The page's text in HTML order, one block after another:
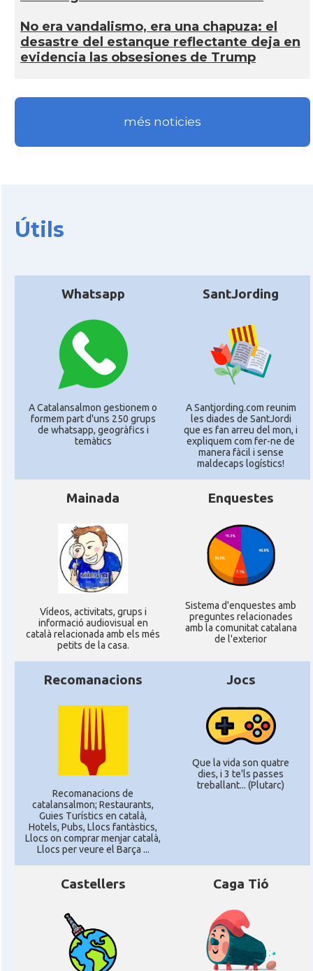
No era vandalismo, era una chapuza: el
desastre del estanque reflectante deja en
evidencia las obsesiones de Trump
més noticies
Útils
Whatsapp
A Catalansalmon gestionem o
formem part d'uns 250 grups
de whatsapp, geogràfics i
temàtics
SantJording
A Santjording.com reunim
les diades de SantJordi
que es fan arreu del mon, i
expliquem com fer-ne de
manera fàcil i sense
maldecaps logí­stics!
Mainada
Ví­deos, activitats, grups i
informació audiovisual en
català relacionada amb els més
petits de la casa.
Enquestes
Sistema d'enquestes amb
preguntes relacionades
amb la comunitat catalana
de l'exterior
Recomanacions
Recomanacions de
catalansalmon; Restaurants,
Guies Turístics en català,
Hotels, Pubs, Llocs fantàstics,
Llocs on comprar menjar català,
Llocs per veure el Barça ...
Jocs
Que la vida son quatre
dies, i 3 te'ls passes
treballant... (Plutarc)
Castellers Caga Tió